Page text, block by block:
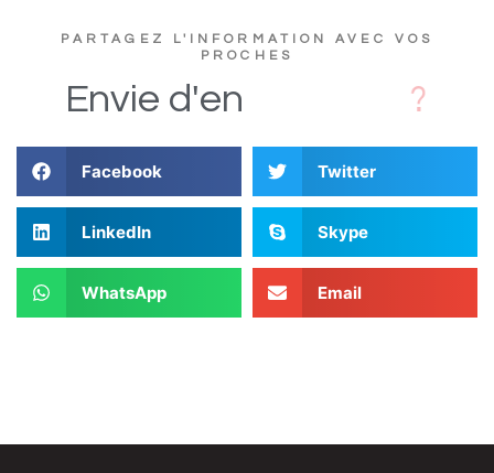
PARTAGEZ L'INFORMATION AVEC VOS
PROCHES
Envie d'en
Facebook Twitter
LinkedIn Skype
WhatsApp Email